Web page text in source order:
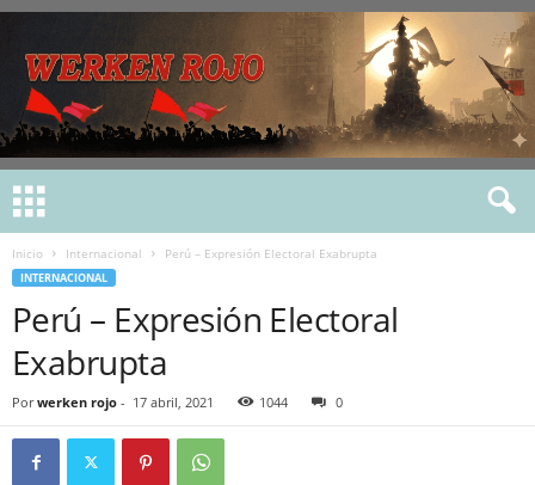
Inicio Internacional Perú – Expresión Electoral Exabrupta
INTERNACIONAL
Perú – Expresión Electoral
Exabrupta
Por werken rojo - 17 abril, 2021 1044 0